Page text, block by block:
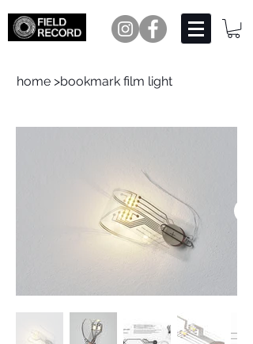
home >bookmark film light